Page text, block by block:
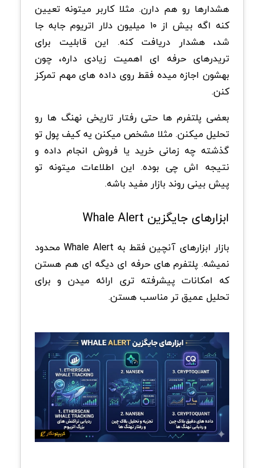
هشدارها رو هم دارن. مثلا کاربر میتونه تعیین
کنه اگه بیش از ۱۰ میلیون دلار اتریوم جابه جا
شد، هشدار دریافت کنه. این قابلیت برای
تریدرهای حرفه ای اهمیت زیادی داره، چون
بهشون اجازه میده فقط روی داده های مهم تمرکز
کنن.
بعضی پلتفرم ها حتی رفتار تاریخی نهنگ ها رو
تحلیل میکنن. مثلا مشخص میکنن یه کیف پول تو
گذشته چه زمانی خرید یا فروش انجام داده و
نتیجه اش چی بوده. این اطلاعات میتونه تو
پیش بینی روند بازار مفید باشه.
ابزارهای جایگزین Whale Alert
بازار ابزارهای آنچین فقط به Whale Alert محدود
نمیشه. پلتفرم های حرفه ای دیگه ای هم هستن
که امکانات پیشرفته تری ارائه میدن و برای
تحلیل عمیق تر مناسب هستن.